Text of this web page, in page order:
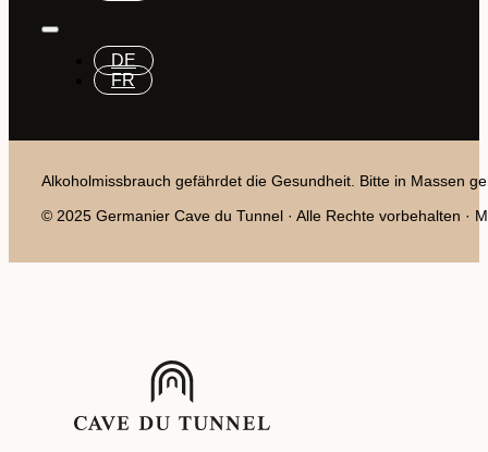
DE
FR
Alkoholmissbrauch gefährdet die Gesundheit. Bitte in Massen
© 2025 Germanier Cave du Tunnel · Alle Rechte vorbehalten ·